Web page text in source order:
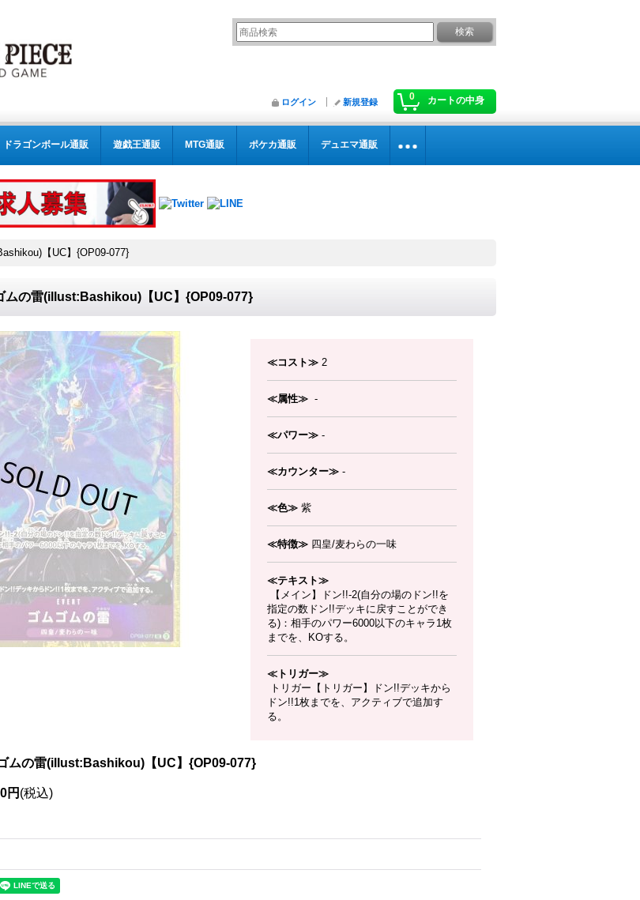
0 カートの中身
ログイン 新規登録
ドラゴンボール通販 遊戯王通販 MTG通販 ポケカ通販 デュエマ通販
【UC】{OP09-077}
ムの雷(illust:Bashikou)【UC】{OP09-077}
≪コスト≫ 2
≪属性≫ -
≪パワー≫ -
≪カウンター≫ -
≪色≫ 紫
≪特徴≫ 四皇/麦わらの一味
≪テキスト≫
【メイン】ドン!!-2(自分の場のドン!!を
指定の数ドン!!デッキに戻すことができ
る)：相手のパワー6000以下のキャラ1枚
までを、KOする。
≪トリガー≫
トリガー【トリガー】ドン!!デッキから
ドン!!1枚までを、アクティブで追加す
る。
ムの雷(illust:Bashikou)【UC】{OP09-077}
円 (税込)